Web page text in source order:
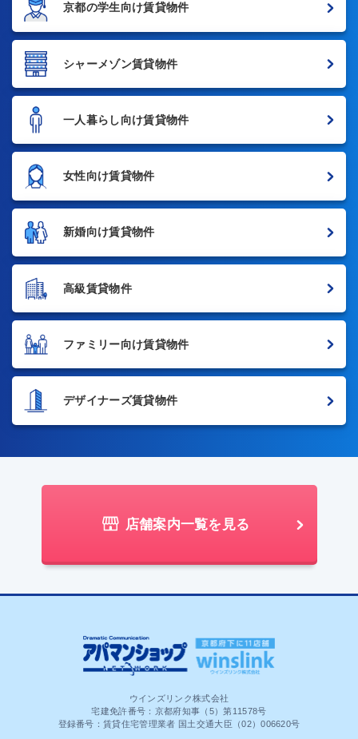
京都の学生向け賃貸物件
シャーメゾン賃貸物件
一人暮らし向け賃貸物件
女性向け賃貸物件
新婚向け賃貸物件
高級賃貸物件
ファミリー向け賃貸物件
デザイナーズ賃貸物件
店舗案内一覧を見る
ウインズリンク株式会社
宅建免許番号：京都府知事（5）第11578号
登録番号：賃貸住宅管理業者 国土交通大臣（02）006620号